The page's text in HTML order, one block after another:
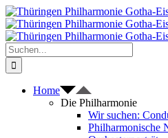
Zum
Inhalt
springen
Suche
nach:
Home
Die Philharmonie
Wir suchen:
Philharmonische